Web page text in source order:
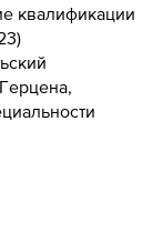
квалификации
)